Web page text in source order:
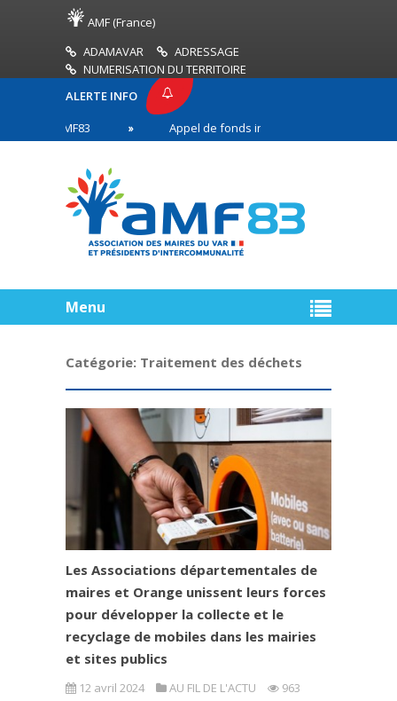
AMF (France)
ADAMAVAR
ADRESSAGE
NUMERISATION DU TERRITOIRE
ALERTE INFO
Appel de fonds incendies de forêt
première ligne
Menu
Catégorie: Traitement des déchets
Les Associations départementales de
maires et Orange unissent leurs forces
pour développer la collecte et le
recyclage de mobiles dans les mairies
et sites publics
12 avril 2024 AU FIL DE L'ACTU
963